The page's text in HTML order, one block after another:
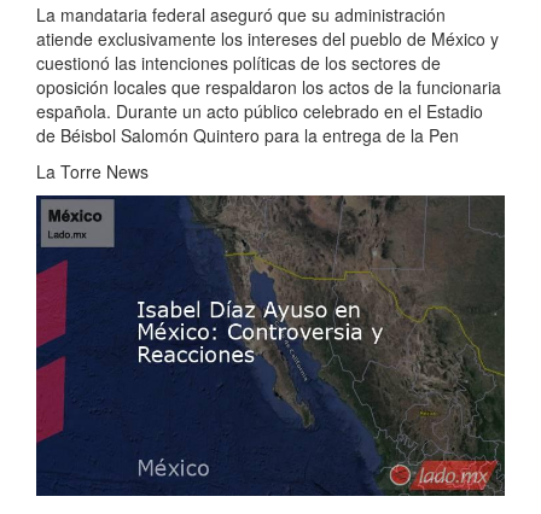
La mandataria federal aseguró que su administración
atiende exclusivamente los intereses del pueblo de México y
cuestionó las intenciones políticas de los sectores de
oposición locales que respaldaron los actos de la funcionaria
española. Durante un acto público celebrado en el Estadio
de Béisbol Salomón Quintero para la entrega de la Pen
La Torre News